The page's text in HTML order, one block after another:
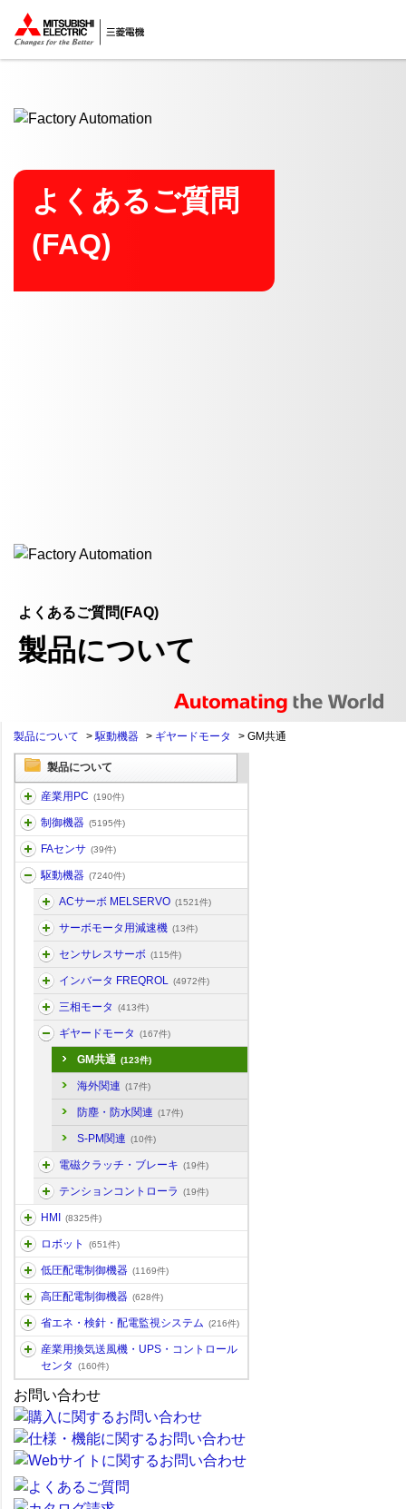
ここから本文
よくあるご質問
(FAQ)
よくあるご質問(FAQ)
製品について
製品について >駆動機器 > ギヤードモータ > GM共通
製品について
産業用PC (190件)
制御機器 (5195件)
FAセンサ (39件)
駆動機器 (7240件)
ACサーボ MELSERVO (1521件)
サーボモータ用減速機 (13件)
センサレスサーボ (115件)
インバータ FREQROL (4972件)
三相モータ (413件)
ギヤードモータ (167件)
GM共通 (123件)
海外関連 (17件)
防塵・防水関連 (17件)
S-PM関連 (10件)
電磁クラッチ・ブレーキ (19件)
テンションコントローラ (19件)
HMI (8325件)
ロボット (651件)
低圧配電制御機器 (1169件)
高圧配電制御機器 (628件)
省エネ・検針・配電監視システム (216件)
産業用換気送風機・UPS・コントロール
センタ
(160件)
お問い合わせ